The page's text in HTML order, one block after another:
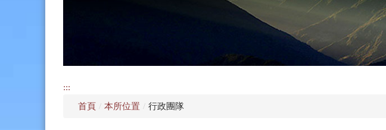
:::
首頁 / 本所位置 / 行政團隊